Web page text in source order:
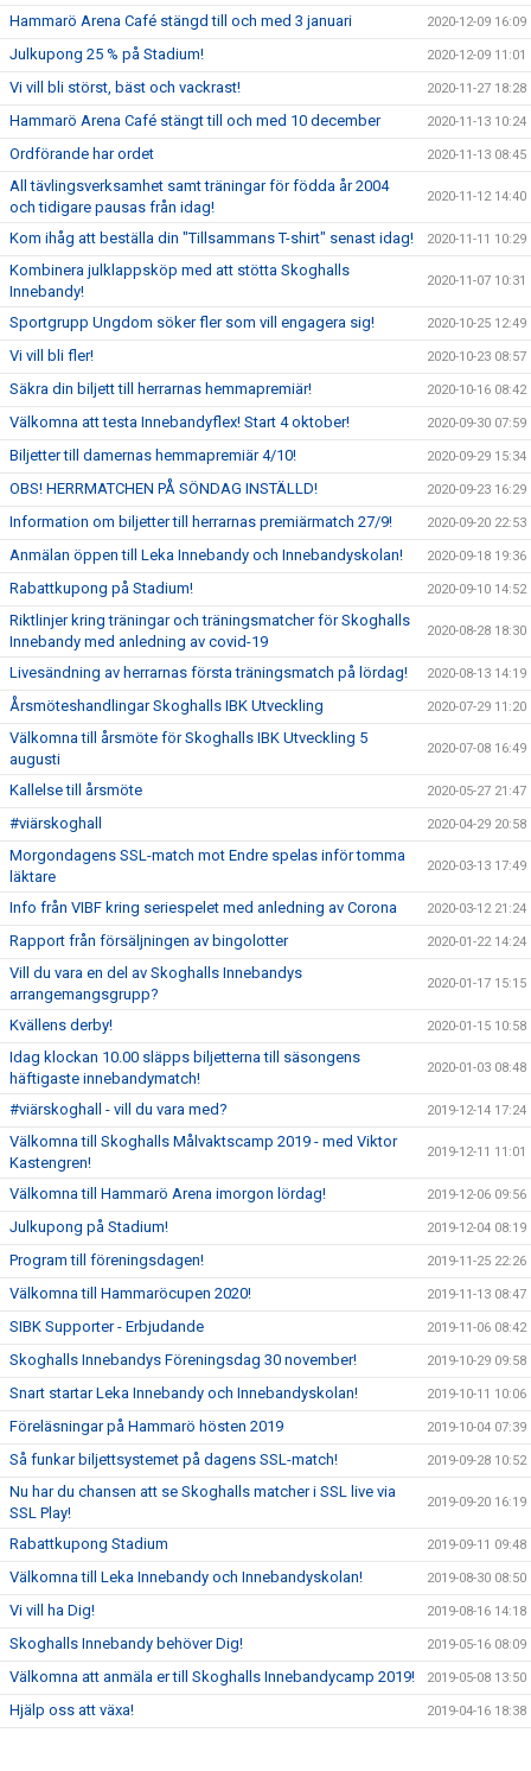
Hammarö Arena Café stängd till och med 3 januari 2020-12-09 16:09
Julkupong 25 % på Stadium! 2020-12-09 11:01
Vi vill bli störst, bäst och vackrast! 2020-11-27 18:28
Hammarö Arena Café stängt till och med 10 december 2020-11-13 10:24
Ordförande har ordet 2020-11-13 08:45
All tävlingsverksamhet samt träningar för födda år 2004
och tidigare pausas från idag!
2020-11-12 14:40
Kom ihåg att beställa din "Tillsammans T-shirt" senast idag! 2020-11-11 10:29
Kombinera julklappsköp med att stötta Skoghalls
Innebandy!
2020-11-07 10:31
Sportgrupp Ungdom söker fler som vill engagera sig! 2020-10-25 12:49
Vi vill bli fler! 2020-10-23 08:57
Säkra din biljett till herrarnas hemmapremiär! 2020-10-16 08:42
Välkomna att testa Innebandyflex! Start 4 oktober! 2020-09-30 07:59
Biljetter till damernas hemmapremiär 4/10! 2020-09-29 15:34
OBS! HERRMATCHEN PÅ SÖNDAG INSTÄLLD! 2020-09-23 16:29
Information om biljetter till herrarnas premiärmatch 27/9! 2020-09-20 22:53
Anmälan öppen till Leka Innebandy och Innebandyskolan! 2020-09-18 19:36
Rabattkupong på Stadium! 2020-09-10 14:52
Riktlinjer kring träningar och träningsmatcher för Skoghalls
Innebandy med anledning av covid-19
2020-08-28 18:30
Livesändning av herrarnas första träningsmatch på lördag! 2020-08-13 14:19
Årsmöteshandlingar Skoghalls IBK Utveckling 2020-07-29 11:20
Välkomna till årsmöte för Skoghalls IBK Utveckling 5
augusti
2020-07-08 16:49
Kallelse till årsmöte 2020-05-27 21:47
#viärskoghall 2020-04-29 20:58
Morgondagens SSL-match mot Endre spelas inför tomma
läktare
2020-03-13 17:49
Info från VIBF kring seriespelet med anledning av Corona 2020-03-12 21:24
Rapport från försäljningen av bingolotter 2020-01-22 14:24
Vill du vara en del av Skoghalls Innebandys
arrangemangsgrupp?
2020-01-17 15:15
Kvällens derby! 2020-01-15 10:58
Idag klockan 10.00 släpps biljetterna till säsongens
häftigaste innebandymatch!
2020-01-03 08:48
#viärskoghall - vill du vara med? 2019-12-14 17:24
Välkomna till Skoghalls Målvaktscamp 2019 - med Viktor
Kastengren!
2019-12-11 11:01
Välkomna till Hammarö Arena imorgon lördag! 2019-12-06 09:56
Julkupong på Stadium! 2019-12-04 08:19
Program till föreningsdagen! 2019-11-25 22:26
Välkomna till Hammaröcupen 2020! 2019-11-13 08:47
SIBK Supporter - Erbjudande 2019-11-06 08:42
Skoghalls Innebandys Föreningsdag 30 november! 2019-10-29 09:58
Snart startar Leka Innebandy och Innebandyskolan! 2019-10-11 10:06
Föreläsningar på Hammarö hösten 2019 2019-10-04 07:39
Så funkar biljettsystemet på dagens SSL-match! 2019-09-28 10:52
Nu har du chansen att se Skoghalls matcher i SSL live via
SSL Play!
2019-09-20 16:19
Rabattkupong Stadium 2019-09-11 09:48
Välkomna till Leka Innebandy och Innebandyskolan! 2019-08-30 08:50
Vi vill ha Dig! 2019-08-16 14:18
Skoghalls Innebandy behöver Dig! 2019-05-16 08:09
Välkomna att anmäla er till Skoghalls Innebandycamp 2019! 2019-05-08 13:50
Hjälp oss att växa! 2019-04-16 18:38